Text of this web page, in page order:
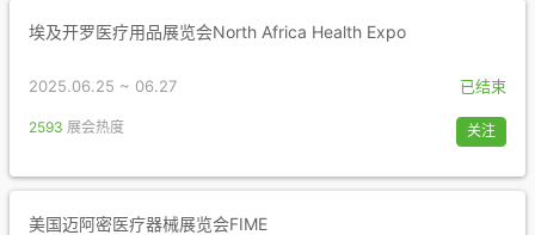
埃及开罗医疗用品展览会North Africa Health Expo
2025.06.25 ~ 06.27 已结束
2593 展会热度 关注
美国迈阿密医疗器械展览会FIME